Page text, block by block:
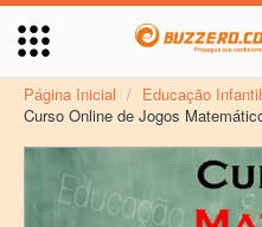
Página Inicial / Educação Infantil
Curso Online de Jogos